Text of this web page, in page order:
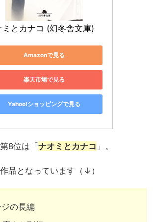
ミとカナコ (幻冬舎文庫)
Amazonで見る
楽天市場で見る
Yahoo!ショッピングで見る
8位は「ナオミとカナコ 」。
品となっています（↓）
の長編